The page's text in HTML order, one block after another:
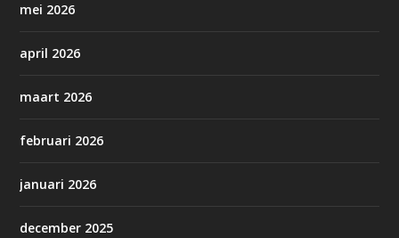
mei 2026
april 2026
maart 2026
februari 2026
januari 2026
december 2025